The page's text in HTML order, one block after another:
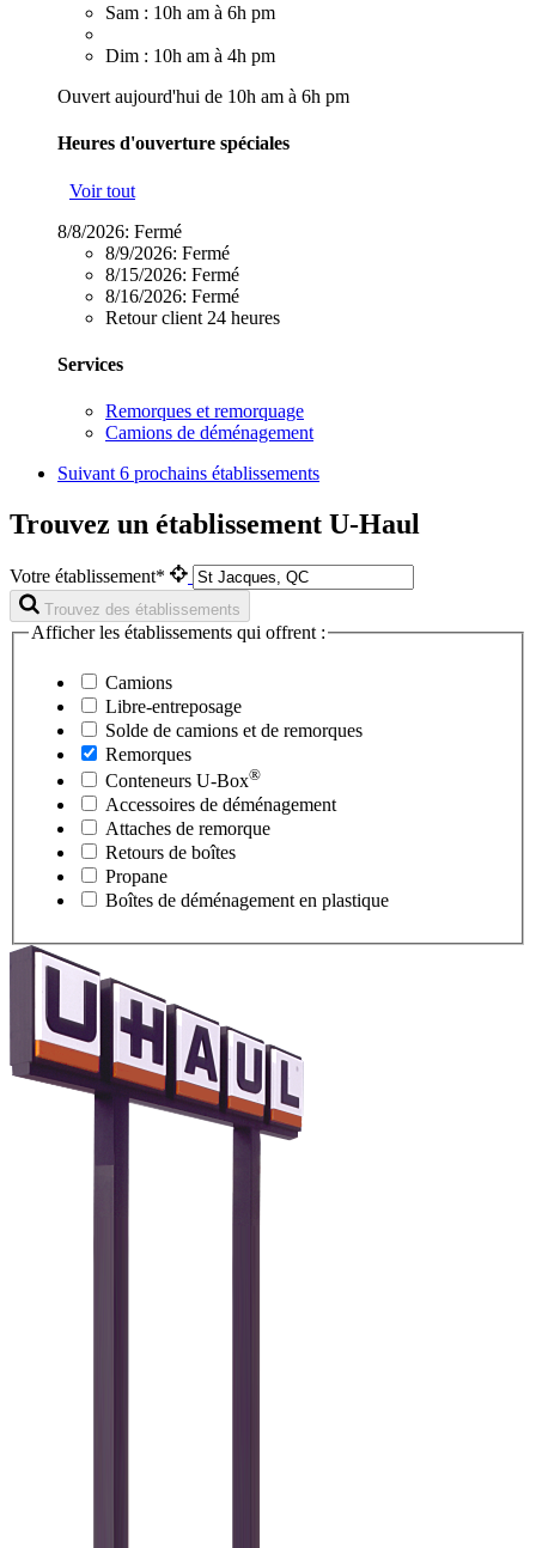
Sam : 10h am à 6h pm
Dim : 10h am à 4h pm
Ouvert aujourd'hui de 10h am à 6h pm
Heures d'ouverture spéciales
Voir tout
8/8/2026: Fermé
8/9/2026: Fermé
8/15/2026: Fermé
8/16/2026: Fermé
Retour client 24 heures
Services
Remorques et remorquage
Camions de déménagement
Suivant 6 prochains établissements
Trouvez un établissement U-Haul
Votre établissement*
Trouvez des établissements
Afficher les établissements qui offrent :
Camions
Libre-entreposage
Solde de camions et de remorques
Remorques
Conteneurs U-Box®
Accessoires de déménagement
Attaches de remorque
Retours de boîtes
Propane
Boîtes de déménagement en plastique